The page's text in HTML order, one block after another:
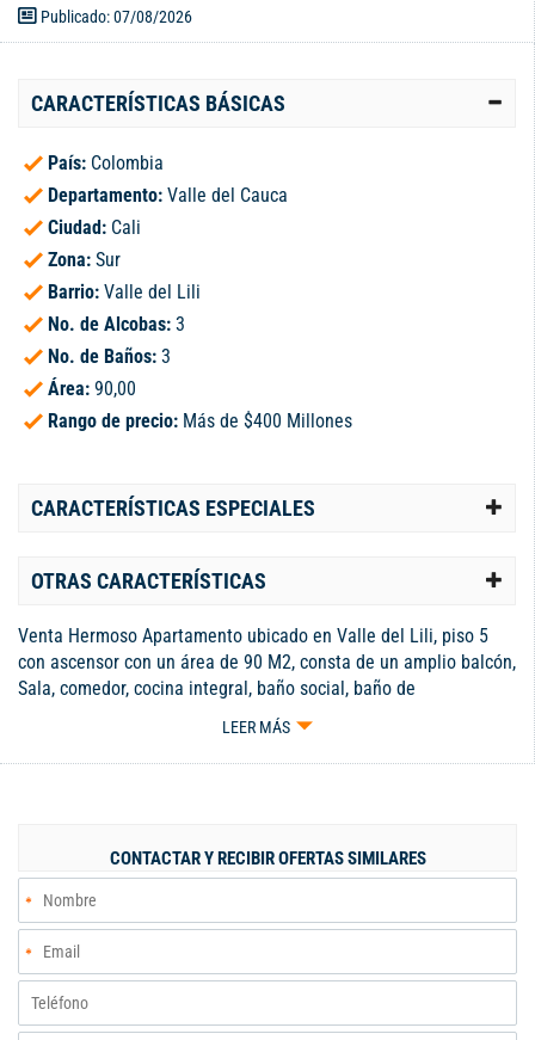
Publicado: 07/08/2026
CARACTERÍSTICAS BÁSICAS
País: Colombia
Departamento: Valle del Cauca
Ciudad: Cali
Zona: Sur
Barrio: Valle del Lili
No. de Alcobas: 3
No. de Baños: 3
Área: 90,00
Rango de precio: Más de $400 Millones
CARACTERÍSTICAS ESPECIALES
OTRAS CARACTERÍSTICAS
Venta Hermoso Apartamento ubicado en Valle del Lili, piso 5
con ascensor con un área de 90 M2, consta de un amplio balcón,
Sala, comedor, cocina integral, baño social, baño de
habitaciones, 3 alcobas, baño en habitación principal,
piscinas, vigilancia 24/7, planta de emergencia y tanque de
LEER MÁS
CONTACTAR Y RECIBIR OFERTAS SIMILARES